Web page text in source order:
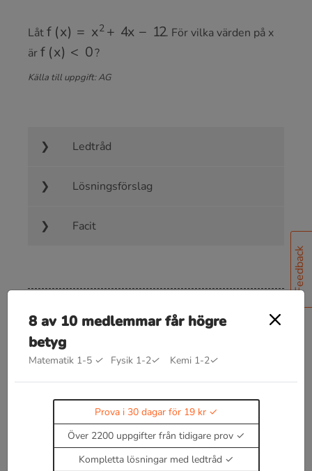
Feedback
Låt
f x = 4 12
. För vilka värden på x
är
f(x)<0
?
Källa till uppgift: AG
Ledtråd
Lösningsförslag
Facit
Bra att kunna inom funktioner
f(x)
innebär en funktion
Se det som att du ger funktionen en input(
får ut funktionsvärdet i denna punkt.
Enbart medlemmar kan kommentera.Prova i 30
dagar för 19 kr.
Logga inellerBli medlem nu
8 av 10 medlemmar får högre
betyg
Matematik 1-5 ✓ Fysik 1-2✓ Kemi 1-2✓
Prova i 30 dagar för 19 kr
Över 2200 uppgifter från tidigare prov
Kompletta lösningar med ledtråd